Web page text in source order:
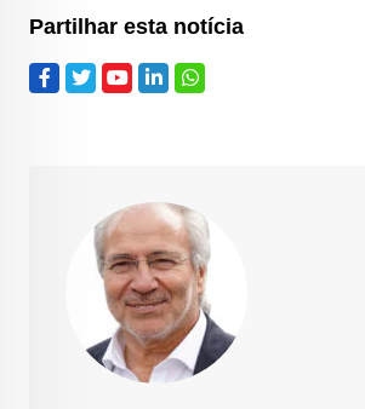
Partilhar esta notícia